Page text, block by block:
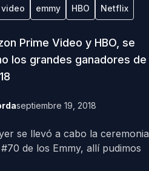
emmy HBO Netflix
Prime Video y HBO, se
los grandes ganadores de
septiembre 19, 2018
se llevó a cabo la ceremonia
de los Emmy, allí pudimos